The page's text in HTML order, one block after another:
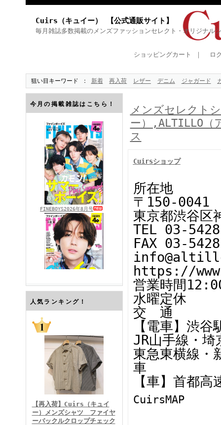
Cuirs（キュイー） 【公式通販サイト】
毎月雑誌多数掲載のメンズファッションセレクト・オリジナル
ショッピングカート ｜ ロ
狙い目キーワード 新着 再入荷 レザー デニム ジャガード
今月の掲載雑誌はこちら！
FINEBOYS2026年8月号
FINEBOYS2026年7月号
FINEBOYS2026年6月号
人気ランキング！
【再入荷】Cuirs（キュイ
ー）メンズシャツ ファイヤ
ーバックルクロップチェック
メンズセレクト
ー）,ALTILLO（
ス
Cuirsショップ
所在地
〒150-0041
東京都渋谷区
TEL 03-
FAX 03-
https://
営業時間
水曜定休
交 通
【電車】渋
JR山手線・埼
東急東横線・
車
【車】首都
CuirsMAP